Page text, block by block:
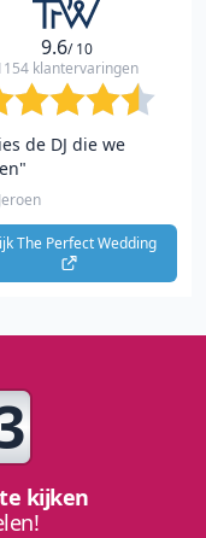
9.6/ 10
klantervaringen
de DJ die we
Bekijk The Perfect Wedding
kijken